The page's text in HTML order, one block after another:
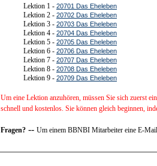
Lektion 1 - 20701 Das Eheleben
Lektion 2 - 20702 Das Eheleben
Lektion 3 - 20703 Das Eheleben
Lektion 4 - 20704 Das Eheleben
Lektion 5 - 20705 Das Eheleben
Lektion 6 - 20706 Das Eheleben
Lektion 7 - 20707 Das Eheleben
Lektion 8 - 20708 Das Eheleben
Lektion 9 - 20709 Das Eheleben
Um eine Lektion anzuhören, müssen Sie sich zuerst
schnell und kostenlos. Sie können gleich beginnen,
Fragen? -- Um einem BBNBI Mitarbeiter eine E-